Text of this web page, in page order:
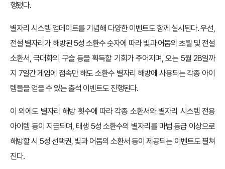
행됐다.
별자리 시스템 업데이트를 기념해 다양한 이벤트도 함께 실시된다. 우선,
전설 별자리가 해방된 5성 소환수 숫자에 따라 빛과 어둠의 초월 및 전설
소환서, 극대화의 구슬 등을 획득할 기회가 주어지며, 오는 5월 28일까
지 7일간 게임에 접속만 해도 소환수 별자리 해방에 사용되는 각종 아이
템들을 얻을 수 있는 출석 이벤트도 진행된다.
이 외에도 별자리 해방 횟수에 따라 각종 소환서와 별자리 시스템 전용
아이템 등이 지급되며, 태생 5성 소환수의 별자리를 마법 등급 이상으로
해방할 시 5성 선택권, 빛과 어둠의 소환서 등이 제공되는 이벤트도 펼쳐
진다.